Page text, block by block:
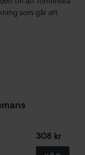
som går att
308 kr